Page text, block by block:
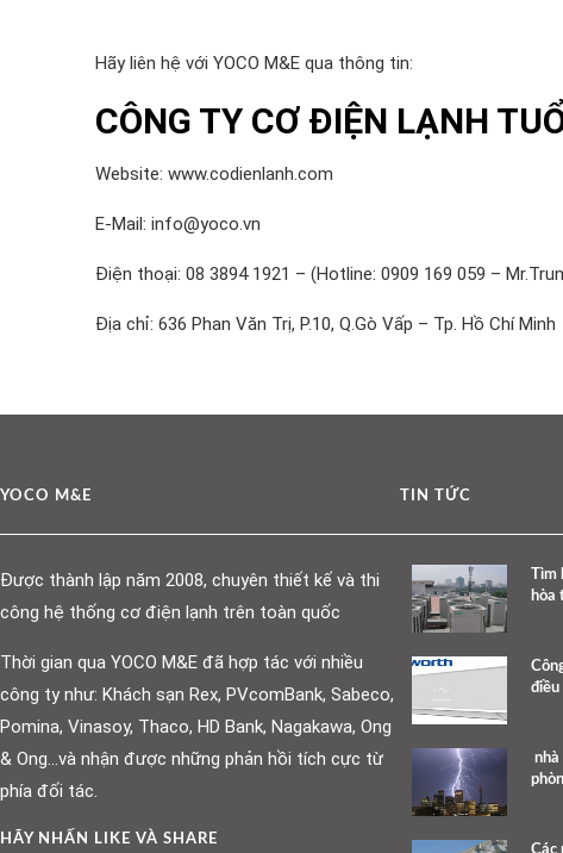
Hãy liên hệ với YOCO M&E qua thông tin:
CÔNG TY CƠ ĐIỆN LẠNH
Website: www.codienlanh.com
E-Mail: info@yoco.vn
Điện thoại: 08 3894 1921 – (Hotline: 0909 169 059 –
Địa chỉ: 636 Phan Văn Trị, P.10, Q.Gò Vấp – Tp. Hồ Chí Minh
YOCO M&E
Được thành lập năm 2008, chuyên thiết kế và thi
công hệ thống cơ điện lạnh trên toàn quốc
Thời gian qua YOCO M&E đã hợp tác với nhiều
công ty như: Khách sạn Rex, PVcomBank, Sabeco,
Pomina, Vinasoy, Thaco, HD Bank, Nagakawa, Ong
& Ong…và nhận được những phản hồi tích cực từ
phía đối tác.
HÃY NHẤN LIKE VÀ SHARE
TIN TỨC
Tìm
hòa
điều
nhà